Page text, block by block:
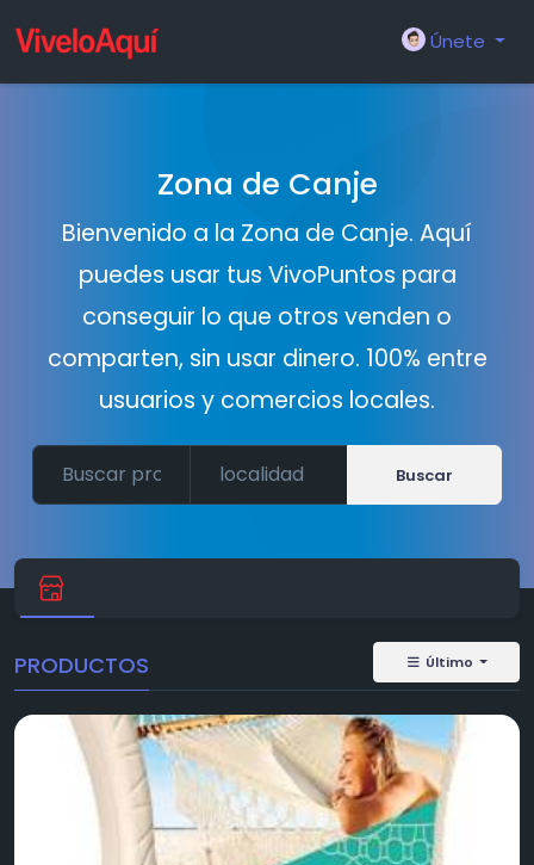
Únete
Zona de Canje
Bienvenido a la Zona de Canje. Aquí
puedes usar tus VivoPuntos para
conseguir lo que otros venden o
comparten, sin usar dinero. 100% entre
usuarios y comercios locales.
Buscar
Último
PRODUCTOS